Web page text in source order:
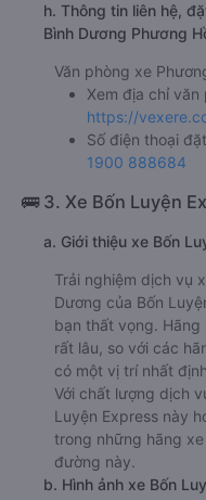
h. Thông tin liên hệ,
Bình Dương Phương
Văn phòng xe
Xem địa chỉ văn
https://
Số điện thoại
1900 888684
🚌 3. Xe Bốn Luyện
a. Giới thiệu xe Bốn
Trải nghiệm dịch vụ
Dương của Bốn
bạn thất vọng.
rất lâu, so với các
có một vị trí nhất
Với chất lượng dịch
Luyện Express này
trong những hãng
đường này.
b. Hình ảnh xe Bốn